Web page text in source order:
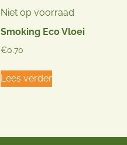
Niet op voorraad
Smoking Eco Vloei
€0.70
Lees verder